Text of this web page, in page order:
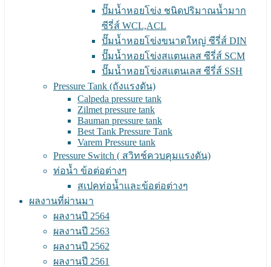
ปั๊มน้ำหอยโข่ง ชนิดปริมาณน้ำมาก
ซีรี่ส์ WCL,ACL
ปั๊มน้ำหอยโข่งขนาดใหญ่ ซีรี่ส์ DIN
ปั๊มน้ำหอยโข่งสแตนเลส ซีรี่ส์ SCM
ปั๊มน้ำหอยโข่งสแตนเลส ซีรี่ส์ SSH
Pressure Tank (ถังแรงดัน)
Calpeda pressure tank
Zilmet pressure tank
Bauman pressure tank
Best Tank Pressure Tank
Varem Pressure tank
Pressure Switch ( สวิทช์ควบคุมแรงดัน)
ท่อน้ำ ข้อต่อต่างๆ
สเปคท่อน้ำและข้อต่อต่างๆ
ผลงานที่ผ่านมา
ผลงานปี 2564
ผลงานปี 2563
ผลงานปี 2562
ผลงานปี 2561